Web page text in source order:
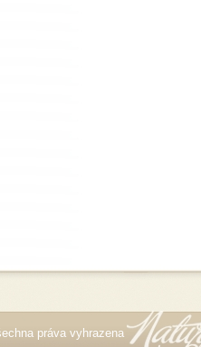
práva vyhrazena